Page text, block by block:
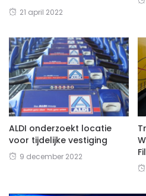
21 april 2022
ALDI onderzoekt locatie
voor tijdelijke vestiging
9 december 2022